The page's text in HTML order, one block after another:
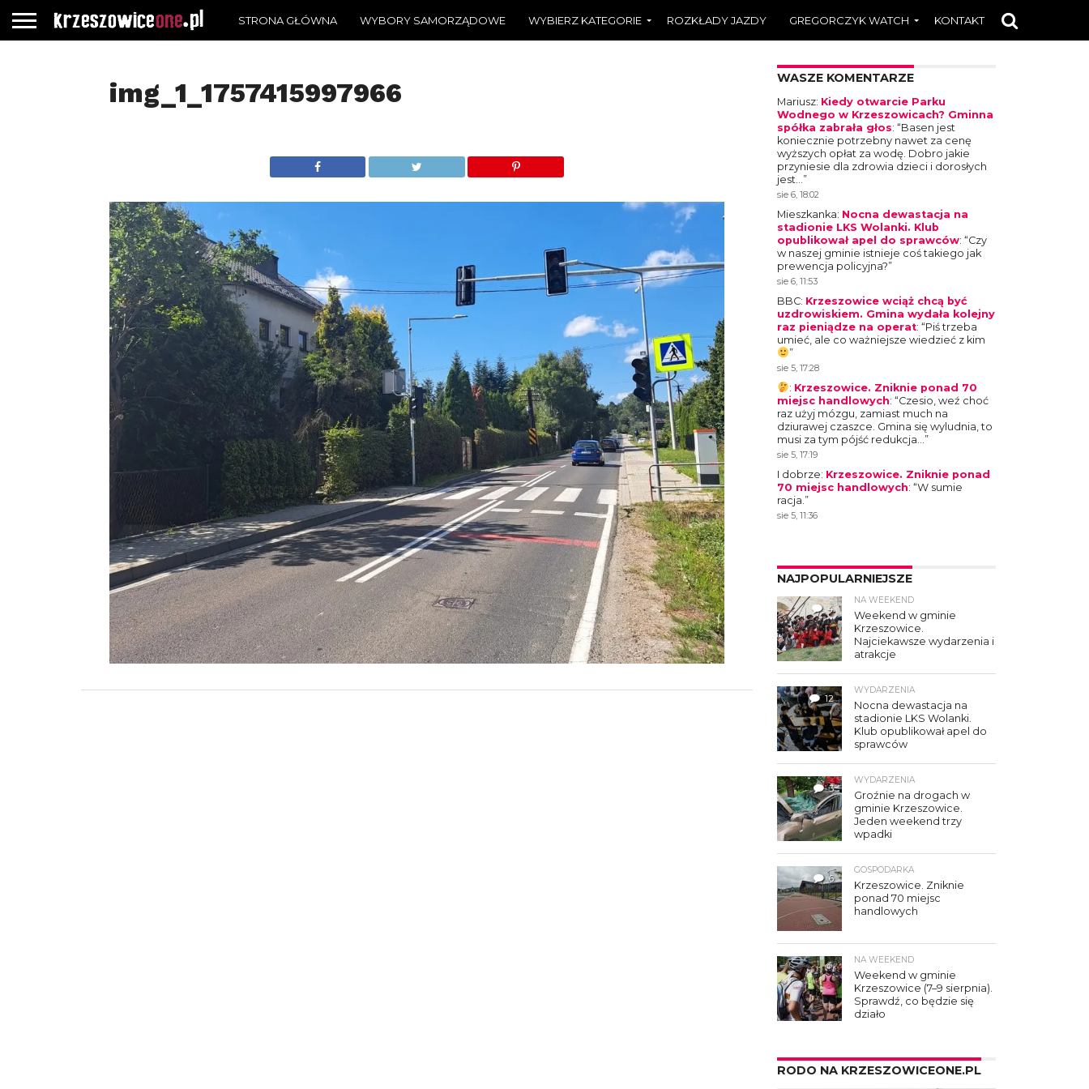
STRONA GŁÓWNA WYBORY SAMORZĄDOWE WYBIERZ KATEGORIE ROZKŁADY JAZDY GREGORCZYK WATCH KONTAKT
img_1_1757415997966 WASZE KOMENTARZE
Mariusz: Kiedy otwarcie Parku
Wodnego w Krzeszowicach? Gminna
spółka zabrała głos: “Basen jest
koniecznie potrzebny nawet za cenę
wyższych opłat za wodę. Dobro jakie
przyniesie dla zdrowia dzieci i dorosłych
jest…”
sie 6, 18:02
Mieszkanka: Nocna dewastacja na
stadionie LKS Wolanki. Klub
opublikował apel do sprawców: “Czy
w naszej gminie istnieje coś takiego jak
prewencja policyjna?”
sie 6, 11:53
BBC: Krzeszowice wciąż chcą być
uzdrowiskiem. Gmina wydała kolejny
raz pieniądze na operat: “Piś trzeba
umieć, ale co ważniejsze wiedzieć z kim
”
sie 5, 17:28
: Krzeszowice. Zniknie ponad 70
miejsc handlowych: “Czesio, weź choć
raz użyj mózgu, zamiast much na
dziurawej czaszce. Gmina się wyludnia, to
musi za tym pójść redukcja…”
sie 5, 17:19
I dobrze: Krzeszowice. Zniknie ponad
70 miejsc handlowych: “W sumie
racja.”
sie 5, 11:36
NAJPOPULARNIEJSZE
4
NA WEEKEND
Weekend w gminie
Krzeszowice.
Najciekawsze wydarzenia i
atrakcje
12
WYDARZENIA
Nocna dewastacja na
stadionie LKS Wolanki.
Klub opublikował apel do
sprawców
3
WYDARZENIA
Groźnie na drogach w
gminie Krzeszowice.
Jeden weekend trzy
wpadki
6
GOSPODARKA
Krzeszowice. Zniknie
ponad 70 miejsc
handlowych
NA WEEKEND
Weekend w gminie
Krzeszowice (7–9 sierpnia).
Sprawdź, co będzie się
działo
RODO NA KRZESZOWICEONE.PL